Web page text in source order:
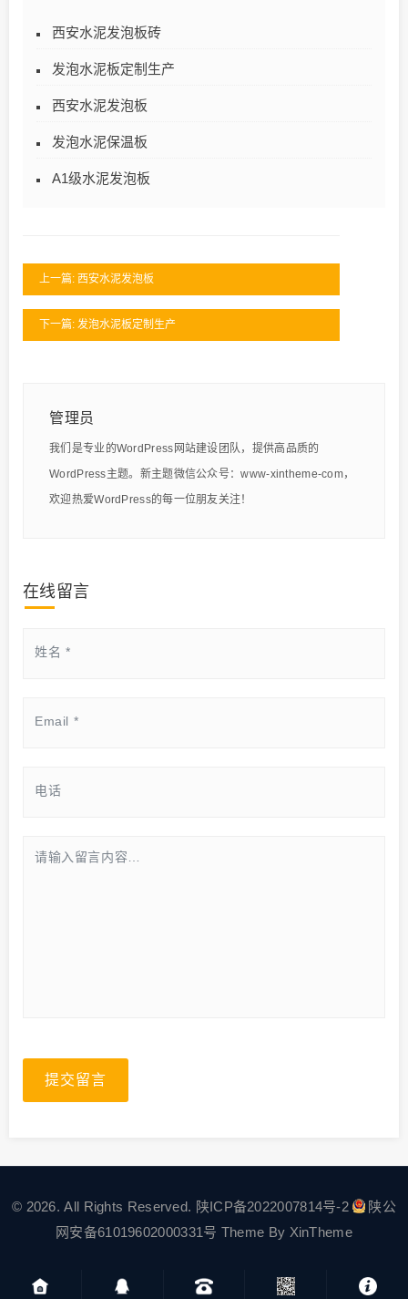
西安水泥发泡板砖
发泡水泥板定制生产
西安水泥发泡板
发泡水泥保温板
A1级水泥发泡板
上一篇: 西安水泥发泡板
下一篇: 发泡水泥板定制生产
管理员
我们是专业的WordPress网站建设团队，提供高品质的
WordPress主题。新主题微信公众号：www-xintheme-com，
欢迎热爱WordPress的每一位朋友关注！
在线留言
提交留言
© 2026. All Rights Reserved. 陕ICP备2022007814号-2
陕公
网安备61019602000331号 Theme By XinTheme